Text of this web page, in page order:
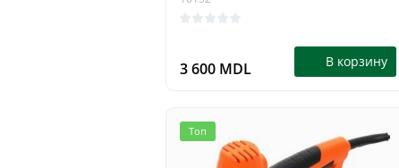
3 600 MDL В корзину
Топ